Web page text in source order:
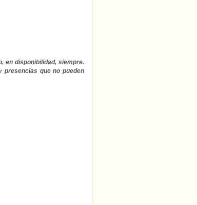
en disponibilidad, siempre.
presencias que no pueden